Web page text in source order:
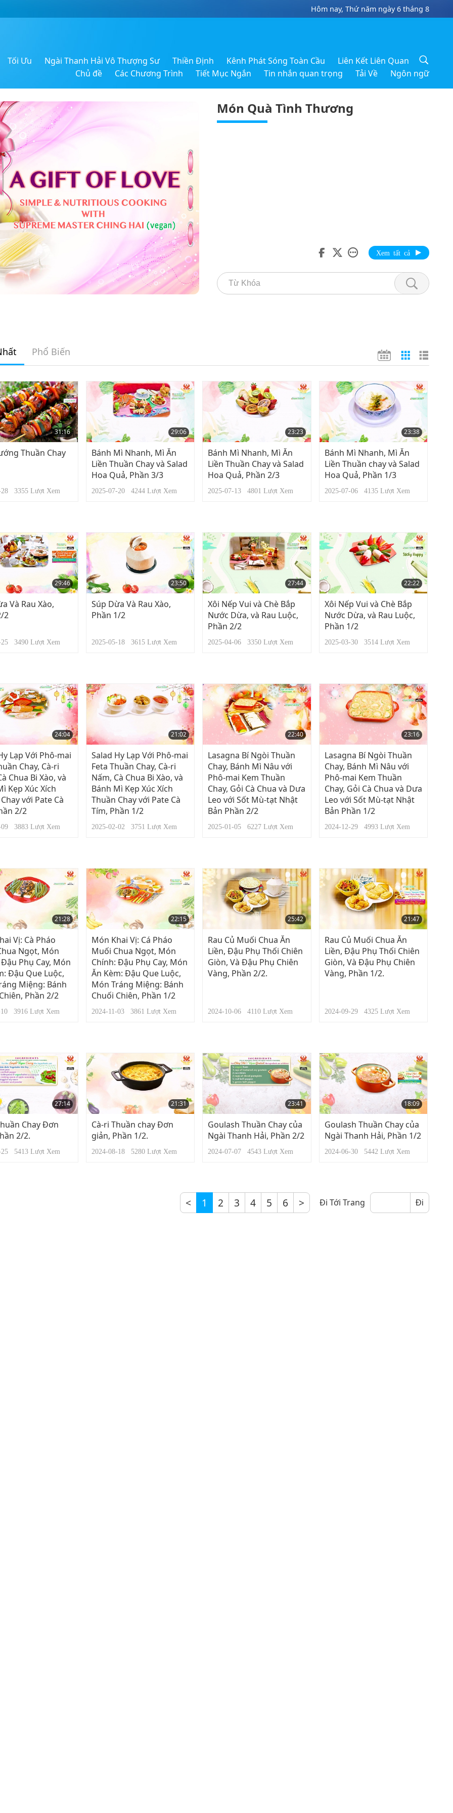
Hôm nay, Thứ năm ngày 6 tháng 8
Tối Ưu Ngài Thanh Hải Vô Thượng Sư Thiền Định Kênh Phát Sóng Toàn Cầu
Liên Kết Liên Quan
Chủ đề
Các Chương Trình Tiết Mục Ngắn Tin nhắn quan trọng Tải Về Ngôn ngữ
Món Quà Tình Thương
Xem tất cả
Phổ Biến
31:16
Thuần Chay
28 3355 Lượt Xem
29:06
Bánh Mì Nhanh, Mì Ăn
Liền Thuần Chay và Salad
Hoa Quả, Phần 3/3
2025-07-20 4244Lượt Xem
23:23
Bánh Mì Nhanh, Mì Ăn
Liền Thuần Chay và Salad
Hoa Quả, Phần 2/3
2025-07-13 4801 Lượt Xem
23:38
Bánh Mì Nhanh, Mì Ăn
Liền Thuần chay và Salad
Hoa Quả, Phần 1/3
2025-07-06 4135Lượt Xem
29:46
Và Rau Xào,
2
25 3490 Lượt Xem
23:50
Súp Dừa Và Rau Xào,
Phần 1/2
2025-05-18 3615Lượt Xem
27:44
Xôi Nếp Vui và Chè Bắp
Nước Dừa, và Rau Luộc,
Phần 2/2
2025-04-06 3350 Lượt Xem
22:22
Xôi Nếp Vui và Chè Bắp
Nước Dừa, và Rau Luộc,
Phần 1/2
2025-03-30 3514Lượt Xem
24:04
Lạp Với Phô-mai
Chay, Cà-ri
Chua Bi Xào, và
Kẹp Xúc Xích
với Pate Cà
2/2
09 3883 Lượt Xem
21:02
Salad Hy Lạp Với Phô-mai
Feta Thuần Chay, Cà-ri
Nấm, Cà Chua Bi Xào, và
Bánh Mì Kẹp Xúc Xích
Thuần Chay với Pate Cà
Tím, Phần 1/2
2025-02-02 3751 Lượt Xem
22:40
Lasagna Bí Ngòi Thuần
Chay, Bánh Mì Nâu với
Phô-mai Kem Thuần
Chay, Gỏi Cà Chua và Dưa
Leo với Sốt Mù-tạt Nhật
Bản Phần 2/2
2025-01-05 6227 Lượt Xem
23:16
Lasagna Bí Ngòi Thuần
Chay, Bánh Mì Nâu với
Phô-mai Kem Thuần
Chay, Gỏi Cà Chua và Dưa
Leo với Sốt Mù-tạt Nhật
Bản Phần 1/2
2024-12-29 4993Lượt Xem
21:28
Vị: Cà Pháo
Ngọt, Món
Phụ Cay, Món
Đậu Que Luộc,
Miệng: Bánh
Phần 2/2
10 3916 Lượt Xem
22:15
Món Khai Vị: Cá Pháo
Muối Chua Ngọt, Món
Chính: Đậu Phụ Cay, Món
Ăn Kèm: Đậu Que Luộc,
Món Tráng Miệng: Bánh
Chuối Chiên, Phần 1/2
2024-11-03 3861 Lượt Xem
25:42
Rau Củ Muối Chua Ăn
Liền, Đậu Phụ Thối Chiên
Giòn, Và Đậu Phụ Chiên
Vàng, Phần 2/2.
2024-10-06 4110 Lượt Xem
21:47
Rau Củ Muối Chua Ăn
Liền, Đậu Phụ Thối Chiên
Giòn, Và Đậu Phụ Chiên
Vàng, Phần 1/2.
2024-09-29 4325Lượt Xem
27:14
Chay Đơn
2/2.
25 5413 Lượt Xem
21:31
Cà-ri Thuần chay Đơn
giản, Phần 1/2.
2024-08-18 5280Lượt Xem
23:41
Goulash Thuần Chay của
Ngài Thanh Hải, Phần 2/2
2024-07-07 4543 Lượt Xem
18:09
Goulash Thuần Chay của
Ngài Thanh Hải, Phần 1/2
2024-06-30 5442 Lượt Xem
< 1 2 3 4 5 6 > Đi Tới Trang Đi